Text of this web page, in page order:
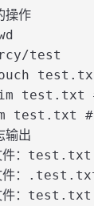
操作
test
test.txt
test.txt #
输出
件：test.txt
件：
件：test.txt